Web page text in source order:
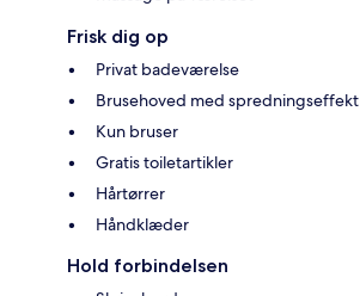
Frisk dig op
Privat badeværelse
Brusehoved med spredningseffekt
Kun bruser
Gratis toiletartikler
Hårtørrer
Håndklæder
Hold forbindelsen